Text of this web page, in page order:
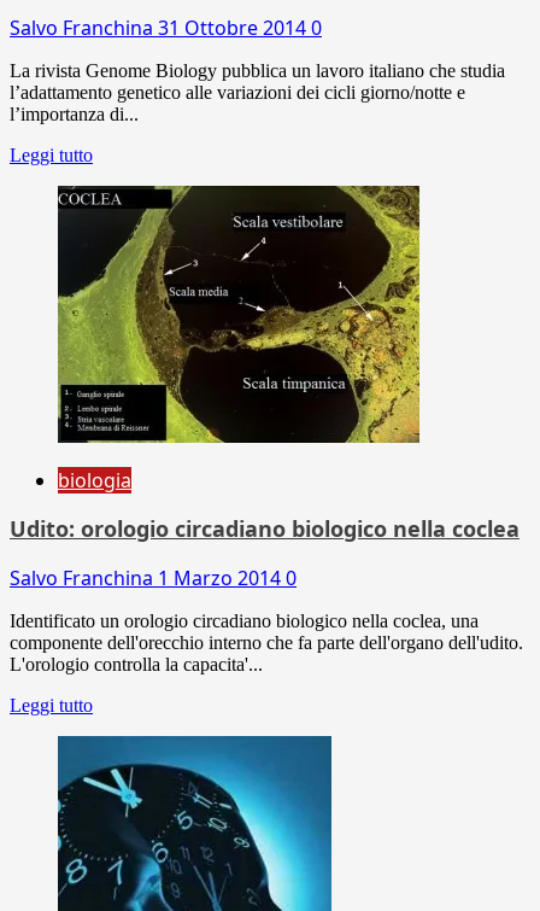
Salvo Franchina 31 Ottobre 20140
La rivista Genome Biology pubblica un lavoro italiano che studia
l’adattamento genetico alle variazioni dei cicli giorno/notte e
l’importanza di...
Leggi tutto
biologia
Udito: orologio circadiano biologico nella coclea
Salvo Franchina 1 Marzo 20140
Identificato un orologio circadiano biologico nella coclea, una
componente dell'orecchio interno che fa parte dell'organo dell'udito.
L'orologio controlla la capacita'...
Leggi tutto